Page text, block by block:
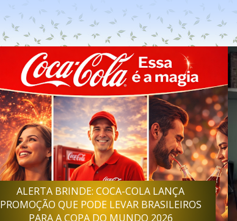
ALERTA BRINDE: COCA-COLA LANÇA
PROMOÇÃO QUE PODE LEVAR BRASILEIROS
PARA A COPA DO MUNDO 2026